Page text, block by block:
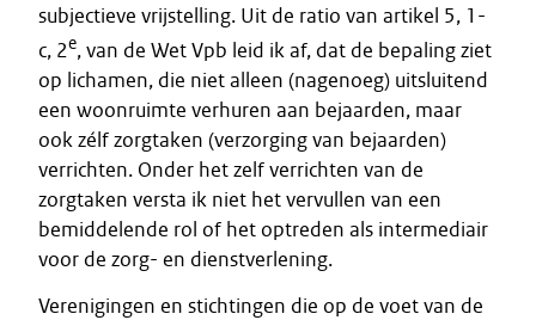
subjectieve vrijstelling. Uit de ratio van artikel 5, 1-
c, 2e, van de Wet Vpb leid ik af, dat de bepaling ziet
op lichamen, die niet alleen (nagenoeg) uitsluitend
een woonruimte verhuren aan bejaarden, maar
ook zélf zorgtaken (verzorging van bejaarden)
verrichten. Onder het zelf verrichten van de
zorgtaken versta ik niet het vervullen van een
bemiddelende rol of het optreden als intermediair
voor de zorg- en dienstverlening.
Verenigingen en stichtingen die op de voet van de